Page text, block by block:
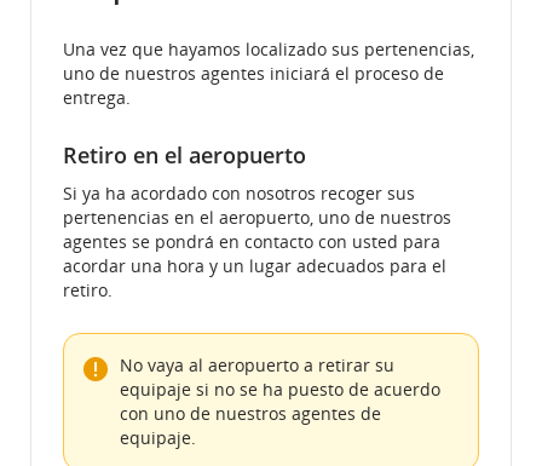
Una vez que hayamos localizado sus pertenencias,
uno de nuestros agentes iniciará el proceso de
entrega.
Retiro en el aeropuerto
Si ya ha acordado con nosotros recoger sus
pertenencias en el aeropuerto, uno de nuestros
agentes se pondrá en contacto con usted para
acordar una hora y un lugar adecuados para el
retiro.
No vaya al aeropuerto a retirar su
equipaje si no se ha puesto de acuerdo
con uno de nuestros agentes de
equipaje.